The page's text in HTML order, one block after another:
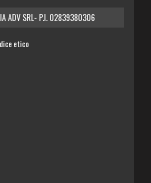
ADV SRL- P.I. 02839380306
etico